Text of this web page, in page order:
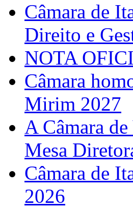
Câmara de
Direito e
NOTA
Câmara
Mirim 2027
A Câmara
Mesa
Câmara de
2026